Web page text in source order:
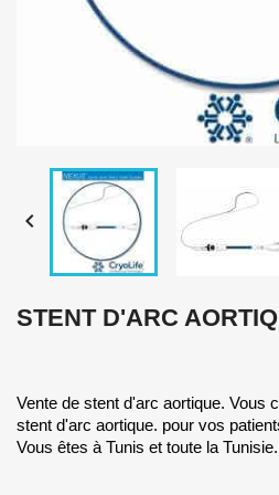

STENT D'ARC
Vente de stent d'arc aortique. Vous
stent d'arc aortique. pour vos
Vous êtes à Tunis et toute la Tunisie.